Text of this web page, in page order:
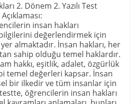
2. Dönem 2. Yazılı Test
insan hakları
değerlendirmek için
almaktadır. İnsan hakları, her
sahip olduğu temel haklardır.
hakkı, eşitlik, adalet, özgürlük
temel değerleri kapsar. İnsan
bir ilkedir ve tüm insanlar için
öğrencilerin insan hakları